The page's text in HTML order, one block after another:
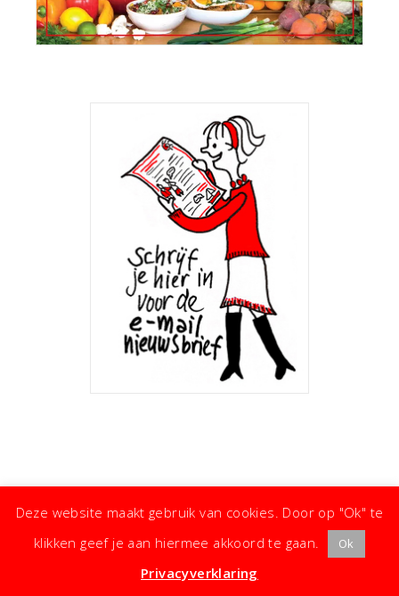
Koken met Karin· Kleine moeite, groot effect ·
Deze website maakt gebruik van cookies. Door op "Ok" te
klikken geef je aan hiermee akkoord te gaan.
Ok
Privacyverklaring